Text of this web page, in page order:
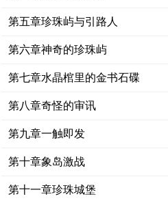
第五章珍珠屿与引路人
第六章神奇的珍珠屿
第七章水晶棺里的金书石碟
第八章奇怪的审讯
第九章一触即发
第十章象岛激战
第十一章珍珠城堡